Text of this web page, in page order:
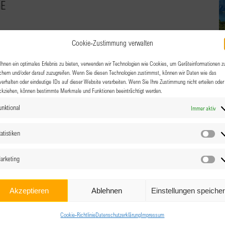
Cookie-Zustimmung verwalten
ein optimales Erlebnis zu bieten, verwenden wir Technologien wie Cookies, um Geräteinformationen
und/oder darauf zuzugreifen. Wenn Sie diesen Technologien zustimmst, können wir Daten wie das
oder eindeutige IDs auf dieser Website verarbeiten. Wenn Sie Ihre Zustimmung nicht erteilen oder
können bestimmte Merkmale und Funktionen beeinträchtigt werden.
Immer aktiv
Akzeptieren Ablehnen Einstellungen
Cookie-RichtlinieDatenschutzerklärungImpressum
von Andrea Wurzer Kunst im Garten =
zu einem vergnüglichen Nachmittag voller Kunst,